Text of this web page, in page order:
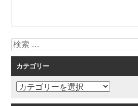
ョ
ン
検
索
カテゴリー
カ